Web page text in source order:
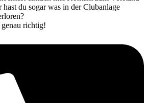
hast du sogar was in der Clubanlage
richtig!